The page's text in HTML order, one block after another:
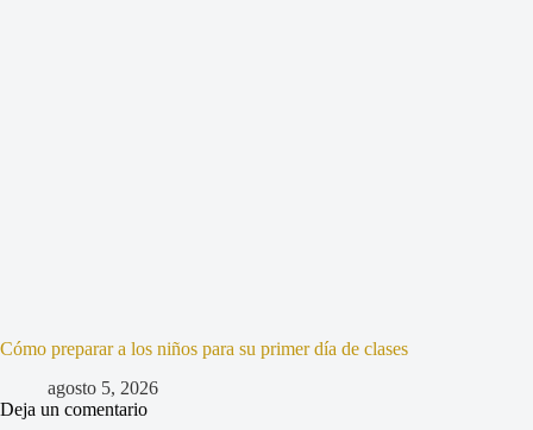
Cómo preparar a los niños para su primer día de clases
agosto 5, 2026
Deja un comentario